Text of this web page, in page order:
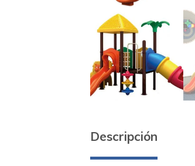
Descripción